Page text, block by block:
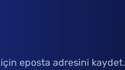
eposta adresini kaydet.